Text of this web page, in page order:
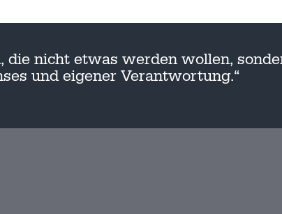
die nicht etwas werden wollen,
und eigener Verantwortung.“